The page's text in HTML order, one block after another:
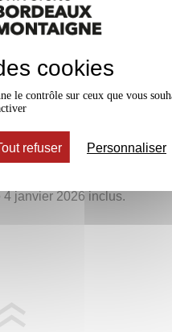
au public pendant les
janvier 2026 inclus.
cookies
le contrôle sur ceux que vous
refuser Personnaliser